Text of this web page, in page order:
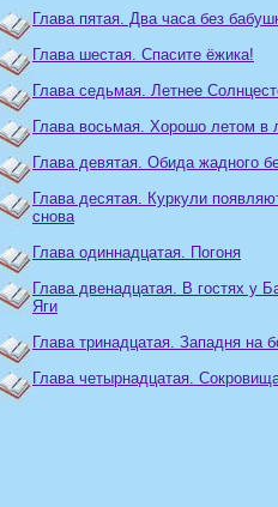
Глава пятая. Два часа без
Глава шестая. Спасите ёжика!
Глава седьмая. Летнее
Глава восьмая. Хорошо летом в
Глава девятая. Обида жадного
Глава десятая. Куркули
снова
Глава одиннадцатая. Погоня
Глава двенадцатая. В гостях у
Яги
Глава тринадцатая. Западня на
Глава четырнадцатая.